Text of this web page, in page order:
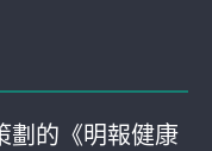
劃的《明報健康